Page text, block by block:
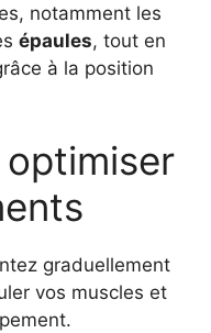
notamment les
épaules, tout en
à la position
graduellement
vos muscles et